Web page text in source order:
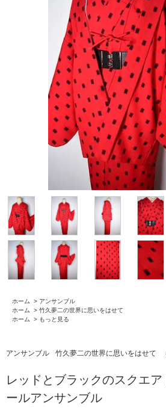
ホーム > アンサンブル
ホーム
> 竹久夢二の世界に思いをはせて
ホーム
> もっと見る
アンサンブル 竹久夢二の世界に思いをはせて
レッドとブラックのスクエ
ールアンサンブル